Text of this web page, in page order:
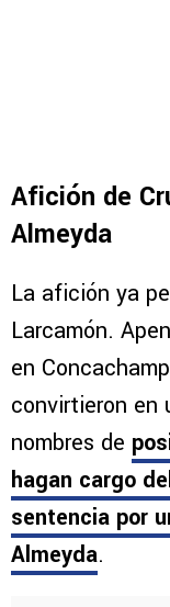
Afición de
Almeyda
La afición ya
Larcamón.
en
convirtieron en
nombres de
hagan cargo
sentencia por
Almeyda.